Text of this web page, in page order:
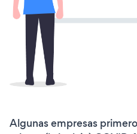
Algunas empresas